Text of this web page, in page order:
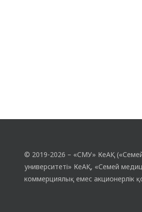
© 2019-2026 – «СМУ» КеАҚ
университеті» КеАҚ, «Семей
коммерциялық емес акционерлік